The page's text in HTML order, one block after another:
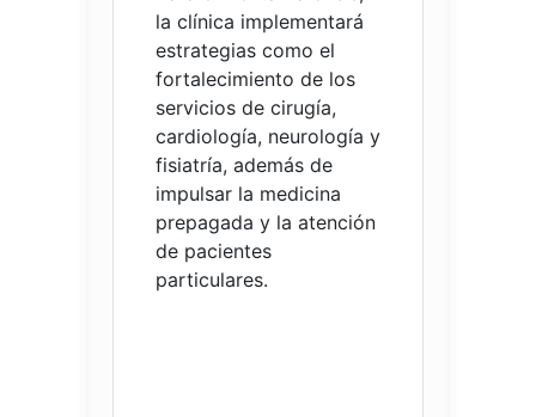
la clínica implementará
estrategias como el
fortalecimiento de los
servicios de cirugía,
cardiología, neurología y
fisiatría, además de
impulsar la medicina
prepagada y la atención
de pacientes
particulares.